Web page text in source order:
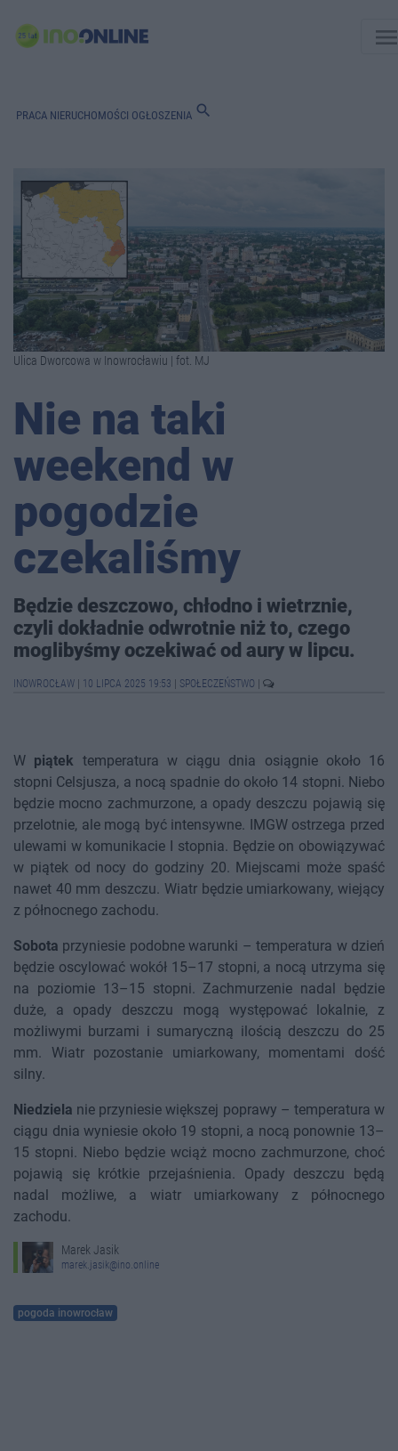
PRACA NIERUCHOMOŚCI OGŁOSZENIA search
Ulica Dworcowa w Inowrocławiu | fot. MJ
Nie na taki
weekend w
pogodzie
czekaliśmy
Będzie deszczowo, chłodno i wietrznie,
czyli dokładnie odwrotnie niż to, czego
moglibyśmy oczekiwać od aury w lipcu.
INOWROCŁAW 10 LIPCA 2025 19:53 SPOŁECZEŃSTWO
W piątek temperatura w ciągu dnia osiągnie około 16
stopni Celsjusza, a nocą spadnie do około 14 stopni. Niebo
będzie mocno zachmurzone, a opady deszczu pojawią się
przelotnie, ale mogą być intensywne. IMGW ostrzega przed
ulewami w komunikacie I stopnia. Będzie on obowiązywać
w piątek od nocy do godziny 20. Miejscami może spaść
nawet 40 mm deszczu. Wiatr będzie umiarkowany, wiejący
z północnego zachodu.
Sobota przyniesie podobne warunki – temperatura w dzień
będzie oscylować wokół 15–17 stopni, a nocą utrzyma się
na poziomie 13–15 stopni. Zachmurzenie nadal będzie
duże, a opady deszczu mogą występować lokalnie, z
możliwymi burzami i sumaryczną ilością deszczu do 25
mm. Wiatr pozostanie umiarkowany, momentami dość
silny.
Niedziela nie przyniesie większej poprawy – temperatura w
ciągu dnia wyniesie około 19 stopni, a nocą ponownie 13–
15 stopni. Niebo będzie wciąż mocno zachmurzone, choć
pojawią się krótkie przejaśnienia. Opady deszczu będą
nadal możliwe, a wiatr umiarkowany z północnego
zachodu.
Marek Jasik
marek.jasik@ino.online
pogoda inowrocław